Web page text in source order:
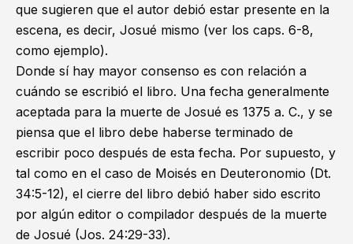
que sugieren que el autor debió estar presente en la
escena, es decir, Josué mismo (ver los caps. 6-8,
como ejemplo).
Donde sí hay mayor consenso es con relación a
cuándo se escribió el libro. Una fecha generalmente
aceptada para la muerte de Josué es 1375 a. C., y se
piensa que el libro debe haberse terminado de
escribir poco después de esta fecha. Por supuesto, y
tal como en el caso de Moisés en Deuteronomio (Dt.
34:5-12), el cierre del libro debió haber sido escrito
por algún editor o compilador después de la muerte
de Josué (Jos. 24:29-33).